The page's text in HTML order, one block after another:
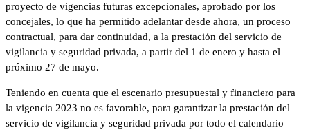
proyecto de vigencias futuras excepcionales, aprobado por los
concejales, lo que ha permitido adelantar desde ahora, un proceso
contractual, para dar continuidad, a la prestación del servicio de
vigilancia y seguridad privada, a partir del 1 de enero y hasta el
próximo 27 de mayo.
Teniendo en cuenta que el escenario presupuestal y financiero para
la vigencia 2023 no es favorable, para garantizar la prestación del
servicio de vigilancia y seguridad privada por todo el calendario